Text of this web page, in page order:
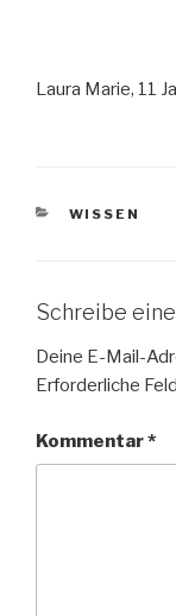
Laura Marie, 11
WISSEN
Schreibe
Deine E-Mail-
Erforderliche
Kommentar*